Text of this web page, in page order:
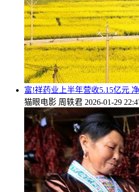
富!祥药业上半年营收5.15亿元
猫眼电影 周轶君 2026-01-29